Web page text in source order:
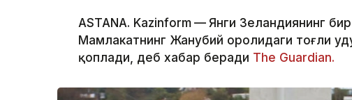
ASTANA. Kazinform — Янги Зеландиянинг
Мамлакатнинг Жанубий оролидаги тоғли
қоплади, деб хабар беради The Guardian.